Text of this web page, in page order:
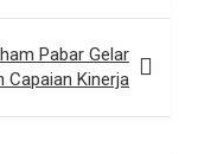
Pabar Gelar
Capaian Kinerja